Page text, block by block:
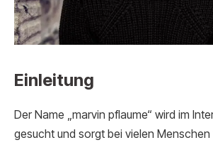
Einleitung
Der Name „marvin pflaume“ wird im
gesucht und sorgt bei vielen Menschen